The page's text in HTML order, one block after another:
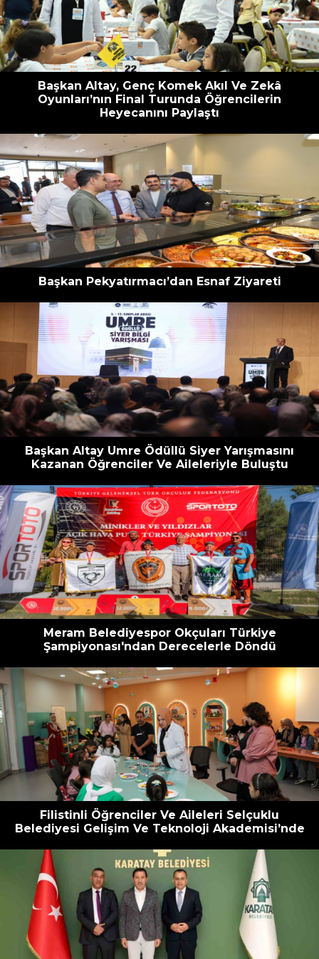
escort
havalimanı
transfer
oyna
bahis
siteleri
Başkan Altay, Genç Komek Akıl Ve Zekâ
Oyunları’nın Final Turunda Öğrencilerin
Heyecanını Paylaştı
Başkan Pekyatırmacı’dan Esnaf Ziyareti
Başkan Altay Umre Ödüllü Siyer Yarışmasını
Kazanan Öğrenciler Ve Aileleriyle Buluştu
Meram Belediyespor Okçuları Türkiye
Şampiyonası'ndan Derecelerle Döndü
Filistinli Öğrenciler Ve Aileleri Selçuklu
Belediyesi Gelişim Ve Teknoloji Akademisi’nde